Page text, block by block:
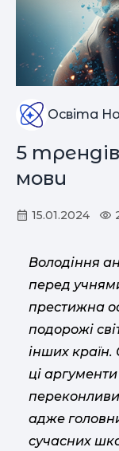
Освіта
5
мови
15.01.2024
Володіння
перед
престижна
подорожі
інших
ці
адже
сучасних